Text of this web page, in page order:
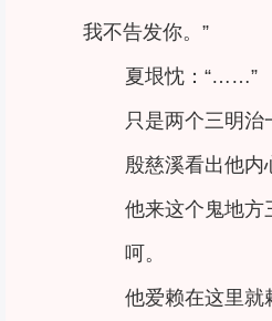
我不告发你。”
夏垠忱：“……”
只是两个三明
殷慈溪看出他
他来这个鬼地方
呵。
他爱赖在这里就